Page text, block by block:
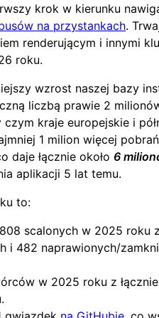
krok w kierunku
na przystankach.
renderującym i innymi
roku.
wzrost naszej bazy
liczbą prawie 2
kraje europejskie i
1 milion więcej
daje łącznie około 6
aplikacji 5 lat temu.
to:
scalonych w 2025 roku
i 482 naprawionych/
w 2025 roku z